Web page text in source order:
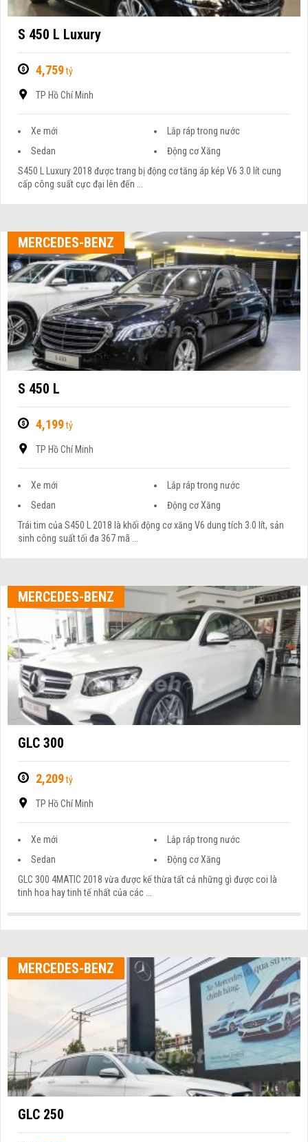
S 450 L Luxury
4,759tỷ
TP Hồ Chí Minh
Xe mới
Lắp ráp trong nước
Sedan
Động cơ Xăng
S450 L Luxury 2018 được trang bị động cơ tăng áp kép V6 3.0 lít cung
cấp công suất cực đại lên đến ...
MERCEDES-BENZ
S 450 L
4,199tỷ
TP Hồ Chí Minh
Xe mới
Lắp ráp trong nước
Sedan
Động cơ Xăng
Trái tim của S450 L 2018 là khối động cơ xăng V6 dung tích 3.0 lít, sản
sinh công suất tối đa 367 mã ...
MERCEDES-BENZ
GLC 300
2,209tỷ
TP Hồ Chí Minh
Xe mới
Lắp ráp trong nước
Sedan
Động cơ Xăng
GLC 300 4MATIC 2018 vừa được kế thừa tất cả những gì được coi là
tinh hoa hay tinh tế nhất của các ...
MERCEDES-BENZ
GLC 250